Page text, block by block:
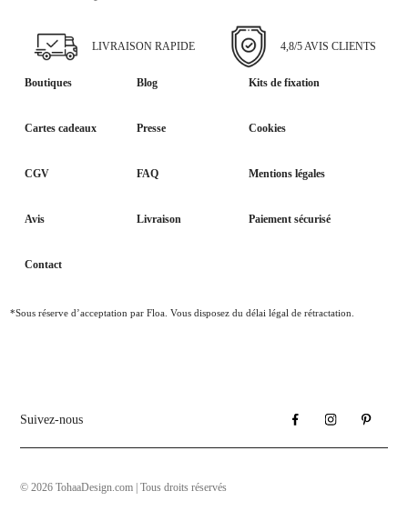
LIVRAISON RAPIDE 4,8/5 AVIS CLIENTS
Boutiques Blog Kits de fixation
Cartes cadeaux Presse Cookies
CGV FAQ Mentions légales
Avis Livraison Paiement sécurisé
Contact
*Sous réserve d’acceptation par Floa. Vous disposez du délai légal de rétractation.
Suivez-nous
© 2026 TohaaDesign.com | Tous droits réservés